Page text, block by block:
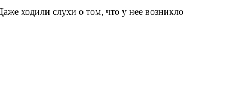
ходили слухи о том, что у нее возникло